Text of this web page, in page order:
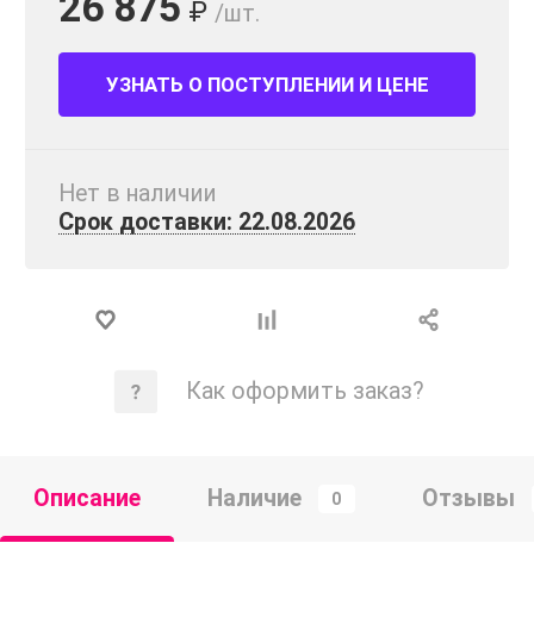
₽ /шт.
УЗНАТЬ О ПОСТУПЛЕНИИ И ЦЕНЕ
Нет в наличии
Срок доставки: 22.08.2026
Как оформить заказ?
Описание Наличие 0 Отзывы